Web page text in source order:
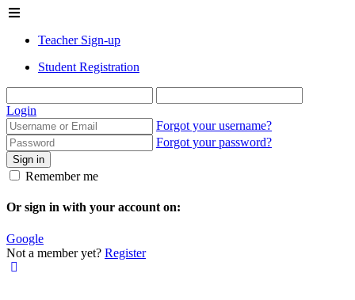
Teacher Sign-up
Student Registration
Login
Forgot your username?
Forgot your password?
Sign in
Remember me
Or sign in with your account on:
Google
Not a member yet? Register